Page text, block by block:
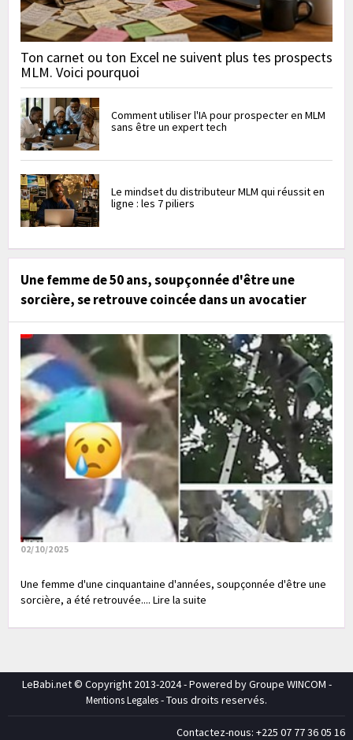
Ton carnet ou ton Excel ne suivent plus tes prospects
MLM. Voici pourquoi
Comment utiliser l'IA pour prospecter en MLM
sans être un expert tech
Le mindset du distributeur MLM qui réussit en
ligne : les 7 piliers
Une femme de 50 ans, soupçonnée d'être une
sorcière, se retrouve coincée dans un avocatier
02/10/2025
Une femme d'une cinquantaine d'années, soupçonnée d'être une
sorcière, a été retrouvée.... Lire la suite
LeBabi.net © Copyright 2013-2024 - Powered by Groupe WINCOM -
Mentions Legales- Tous droits reservés.
Contactez-nous: +225 07 77 36 05 16